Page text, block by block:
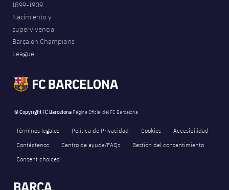
1899-1909.
Nacimiento y
supervivencia
Barça en Champions
League
© Copyright FC Barcelona Página Oficial del FC Barcelona
Términos legales Política de Privacidad Cookies
Accesibilidad
Contáctenos
Centro de ayuda/FAQs
Gestión del consentimiento
Consent choices